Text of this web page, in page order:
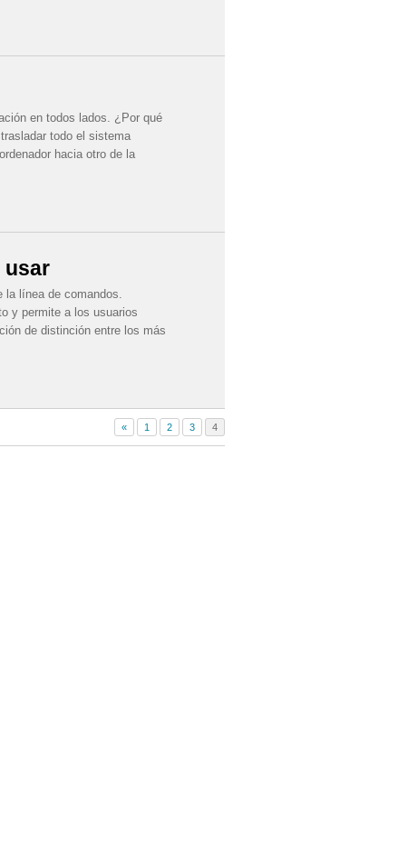
en todos lados. ¿Por qué
todo el sistema
hacia otro de la
usar
la línea de comandos.
y permite a los usuarios
de distinción entre los más
« 1 2 3 4